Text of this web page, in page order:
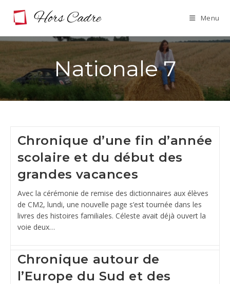
Menu
Nationale 7
Chronique d’une fin d’année
scolaire et du début des
grandes vacances
Avec la cérémonie de remise des dictionnaires aux élèves
de CM2, lundi, une nouvelle page s’est tournée dans les
livres des histoires familiales. Céleste avait déjà ouvert la
voie deux…
Chronique autour de
l’Europe du Sud et des